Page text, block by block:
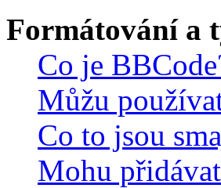
Formátování a
Co je
Můžu
Co to jsou
Mohu